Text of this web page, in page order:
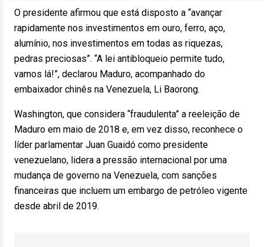
O presidente afirmou que está disposto a “avançar
rapidamente nos investimentos em ouro, ferro, aço,
alumínio, nos investimentos em todas as riquezas,
pedras preciosas”. “A lei antibloqueio permite tudo,
vamos lá!”, declarou Maduro, acompanhado do
embaixador chinês na Venezuela, Li Baorong.
Washington, que considera “fraudulenta” a reeleição de
Maduro em maio de 2018 e, em vez disso, reconhece o
líder parlamentar Juan Guaidó como presidente
venezuelano, lidera a pressão internacional por uma
mudança de governo na Venezuela, com sanções
financeiras que incluem um embargo de petróleo vigente
desde abril de 2019.